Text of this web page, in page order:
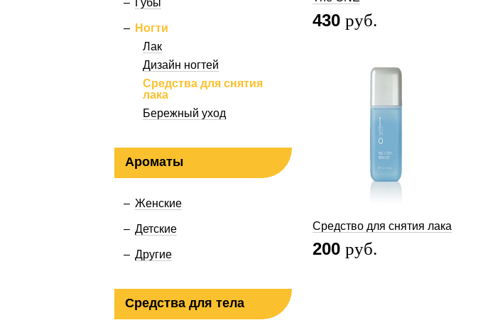
Губы
Ногти
Лак
Дизайн ногтей
Средства для снятия
лака
Бережный уход
Ароматы
Женские
Детские
Другие
Средства для тела
430 руб.
Средство для снятия лака
200 руб.